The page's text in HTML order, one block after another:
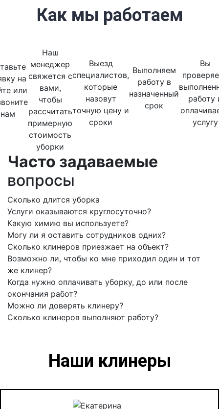
Как мы работаем
на
или
нам
Наш
менеджер
свяжется с
вами,
чтобы
рассчитать
примерную
стоимость
уборки
Выезд
специалистов,
которые
назовут
точную цену и
сроки
Выполняем
работу в
назначенный
срок
Вы
работу
услугу
Часто задаваемые
вопросы
Сколько длится уборка
Услуги оказываются круглосуточно?
Какую химию вы используете?
Могу ли я оставить сотрудников одних?
Сколько клинеров приезжает на объект?
Возможно ли, чтобы ко мне приходил один и тот
же клинер?
Когда нужно оплачивать уборку, до или после
окончания работ?
Можно ли доверять клинеру?
Сколько клинеров выполняют работу?
Наши клинеры